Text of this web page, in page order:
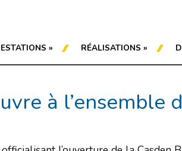
» RÉALISATIONS »
à